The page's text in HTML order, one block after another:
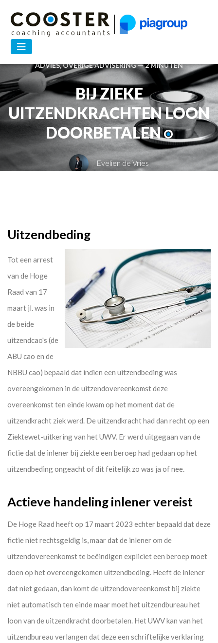
31 MEI 2023 —
ADVIES,OVERIGE ADVISERING— 2 MINUTEN
BIJ ZIEKE
UITZENDKRACHTEN LOON
DOORBETALEN
Evelien de Vries
Uitzendbeding
Tot een arrest
van de Hoge
Raad van 17
maart jl. was in
de beide
uitzendcao's (de
ABU cao en de
NBBU cao) bepaald dat indien een uitzendbeding was
overeengekomen in de uitzendovereenkomst deze
overeenkomst ten einde kwam op het moment dat de
uitzendkracht ziek werd. De uitzendkracht had dan recht op een
Ziektewet-uitkering van het UWV. Er werd uitgegaan van de
fictie dat de inlener bij ziekte een beroep had gedaan op het
uitzendbeding ongeacht of dit feitelijk zo was ja of nee.
Actieve handeling inlener vereist
De Hoge Raad heeft op 17 maart 2023 echter bepaald dat deze
fictie niet rechtsgeldig is, maar dat de inlener om de
uitzendovereenkomst te beëindigen expliciet een beroep moet
doen op het overeengekomen uitzendbeding. Heeft de inlener
dat niet gedaan, dan komt de uitzendovereenkomst bij ziekte
niet automatisch ten einde maar moet het uitzendbureau het
loon van de uitzendkracht doorbetalen. Het UWV kan van het
uitzendbureau verlangen dat deze een schriftelijke verklaring